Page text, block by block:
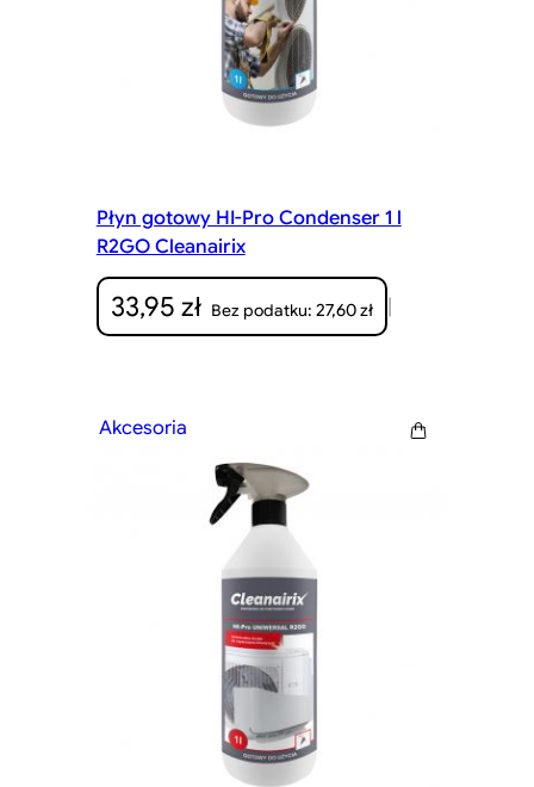
Płyn gotowy HI-Pro Condenser 1 l
R2GO Cleanairix
33,95 zł Bez podatku: 27,60zł |
Akcesoria